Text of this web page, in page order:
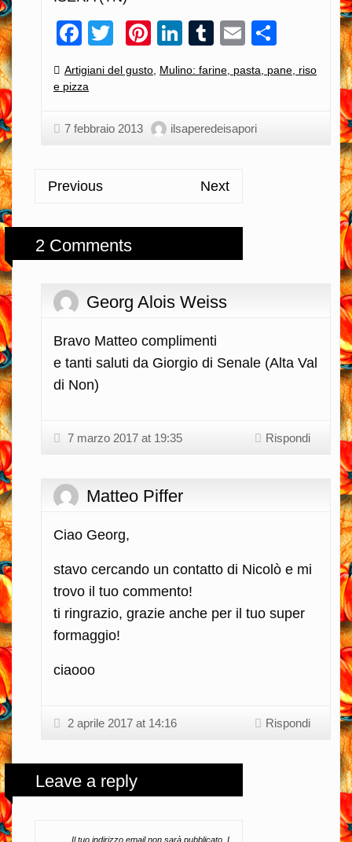
Facebook
TwitterPinterest
LinkedIn
Tumblr
Email
Categories:
Artigiani del gusto, Mulino: farine, pasta, pane, riso
e pizza
7 febbraio 2013 ilsaperedeisapori
Previous Next
2 Comments
Georg Alois Weiss
Bravo Matteo complimenti
e tanti saluti da Giorgio di Senale (Alta Val
di Non)
7 marzo 2017 at 19:35 Rispondi
Matteo Piffer
Ciao Georg,
stavo cercando un contatto di Nicolò e mi
trovo il tuo commento!
ti ringrazio, grazie anche per il tuo super
formaggio!
ciaooo
2 aprile 2017 at 14:16 Rispondi
Leave a reply
Il tuo indirizzo email non sarà pubblicato. I